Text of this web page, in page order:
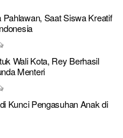
Saat Siswa Kreatif
Wali Kota, Rey Berhasil
Menteri
Kunci Pengasuhan Anak di